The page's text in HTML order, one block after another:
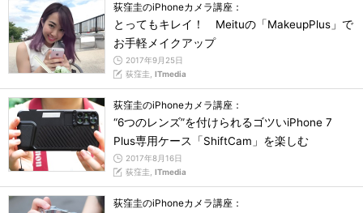
荻窪圭のiPhoneカメラ講座：
とってもキレイ！ Meituの「MakeupPlus」で
お手軽メイクアップ
2017年9月25日
荻窪圭, ITmedia
荻窪圭のiPhoneカメラ講座：
“6つのレンズ”を付けられるゴツいiPhone 7
Plus専用ケース「ShiftCam」を楽しむ
2017年8月16日
荻窪圭, ITmedia
荻窪圭のiPhoneカメラ講座：